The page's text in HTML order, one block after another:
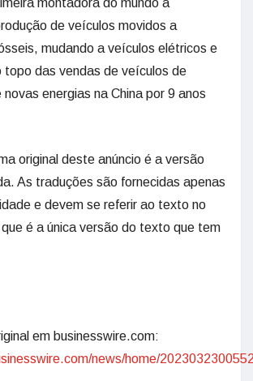
montadora do mundo a
de veículos movidos a
mudando a veículos elétricos e
topo das vendas de veículos de
energias na China por 9 anos
original deste anúncio é a versão
As traduções são fornecidas apenas
e devem se referir ao texto no
é a única versão do texto que tem
em businesswire.com:
news/home/